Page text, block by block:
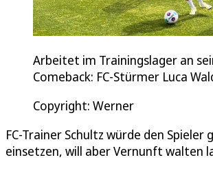
Arbeitet im Trainingslager an
Comeback: FC-Stürmer Luca
Copyright: Werner
FC-Trainer Schultz würde den Spieler
einsetzen, will aber Vernunft walten